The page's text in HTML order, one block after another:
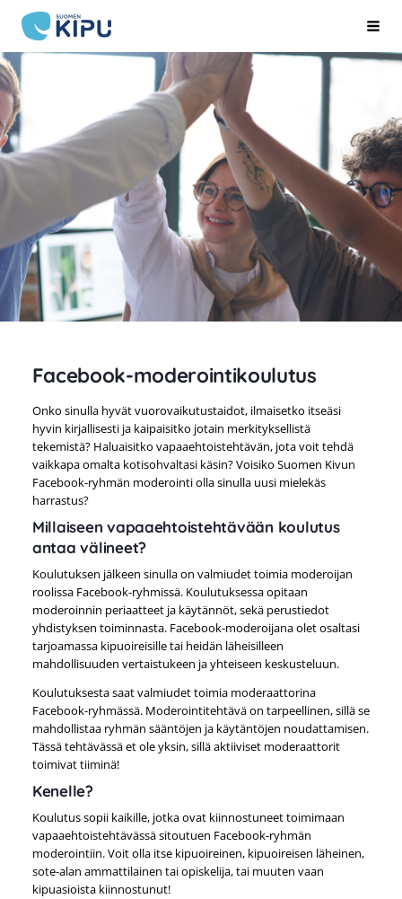
Siirry
sivun
sisältöön
Suomen Kipu ry
Facebook-moderointikoulutus
Onko sinulla hyvät vuorovaikutustaidot, ilmaisetko itseäsi
hyvin kirjallisesti ja kaipaisitko jotain merkityksellistä
tekemistä? Haluaisitko vapaaehtoistehtävän, jota voit tehdä
vaikkapa omalta kotisohvaltasi käsin? Voisiko Suomen Kivun
Facebook-ryhmän moderointi olla sinulla uusi mielekäs
harrastus?
Millaiseen vapaaehtoistehtävään koulutus
antaa välineet?
Koulutuksen jälkeen sinulla on valmiudet toimia moderoijan
roolissa Facebook-ryhmissä. Koulutuksessa opitaan
moderoinnin periaatteet ja käytännöt, sekä perustiedot
yhdistyksen toiminnasta. Facebook-moderoijana olet osaltasi
tarjoamassa kipuoireisille tai heidän läheisilleen
mahdollisuuden vertaistukeen ja yhteiseen keskusteluun.
Koulutuksesta saat valmiudet toimia moderaattorina
Facebook-ryhmässä. Moderointitehtävä on tarpeellinen, sillä se
mahdollistaa ryhmän sääntöjen ja käytäntöjen noudattamisen.
Tässä tehtävässä et ole yksin, sillä aktiiviset moderaattorit
toimivat tiiminä!
Kenelle?
Koulutus sopii kaikille, jotka ovat kiinnostuneet toimimaan
vapaaehtoistehtävässä sitoutuen Facebook-ryhmän
moderointiin. Voit olla itse kipuoireinen, kipuoireisen läheinen,
sote-alan ammattilainen tai opiskelija, tai muuten vaan
kipuasioista kiinnostunut!